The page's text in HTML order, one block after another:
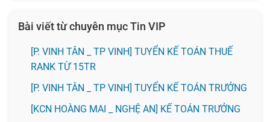
Bài viết từ chuyên mục Tin VIP
[P. VINH TÂN _ TP VINH] TUYỂN KẾ TOÁN THUẾ
RANK TỪ 15TR
[P. VINH TÂN _ TP VINH] TUYỂN KẾ TOÁN TRƯỞNG
️[KCN HOÀNG MAI _ NGHỆ AN] KẾ TOÁN TRƯỞNG